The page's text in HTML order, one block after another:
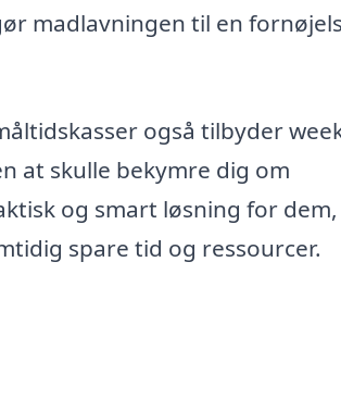
madlavningen til en
også tilbyder
at skulle bekymre dig om
og smart løsning for
spare tid og ressourcer.